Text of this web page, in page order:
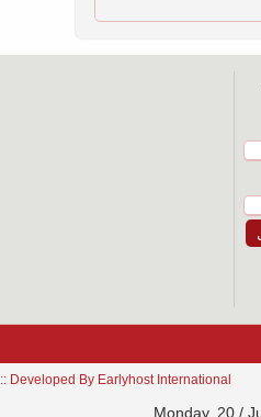
© 2012 - 2026 Copyright عقارية جروب :: Developed By Earlyhost International